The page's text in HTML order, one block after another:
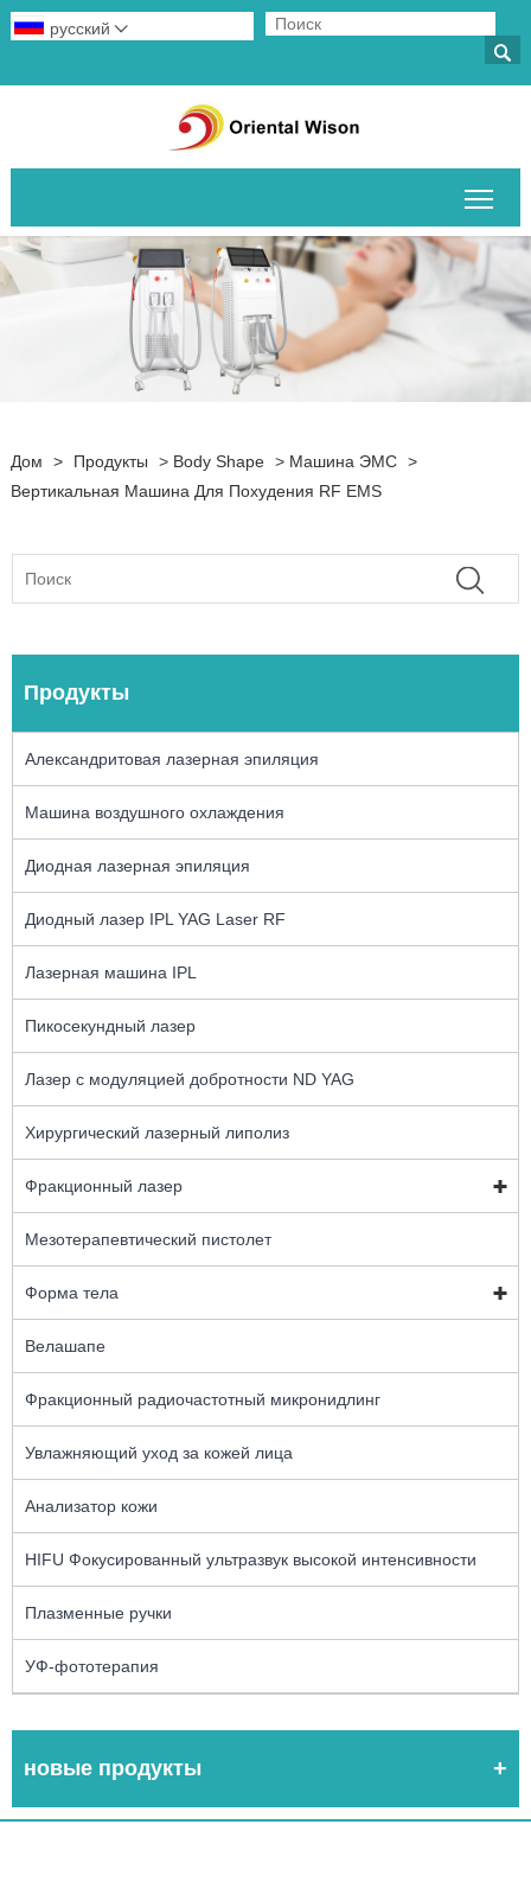

русский 
Дом > Продукты > Body Shape > Машина ЭМС >
Вертикальная Машина Для Похудения RF EMS
Продукты
Александритовая лазерная эпиляция
Машина воздушного охлаждения
Диодная лазерная эпиляция
Диодный лазер IPL YAG Laser RF
Лазерная машина IPL
Пикосекундный лазер
Лазер с модуляцией добротности ND YAG
Хирургический лазерный липолиз
Фракционный лазер
Мезотерапевтический пистолет
Форма тела
Велашапе
Фракционный радиочастотный микронидлинг
Увлажняющий уход за кожей лица
Анализатор кожи
HIFU Фокусированный ультразвук высокой интенсивности
Плазменные ручки
УФ-фототерапия
новые продукты